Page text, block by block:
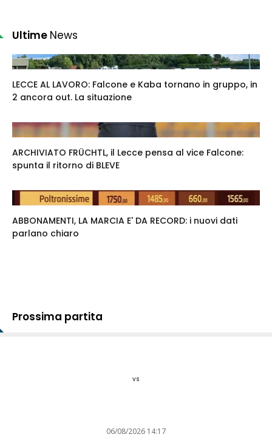
Ultime News
LECCE AL LAVORO: Falcone e Kaba tornano in gruppo, in
2 ancora out. La situazione
ARCHIVIATO FRÜCHTL, il Lecce pensa al vice Falcone:
spunta il ritorno di BLEVE
ABBONAMENTI, LA MARCIA E' DA RECORD: i nuovi dati
parlano chiaro
Prossima partita
vs
06/08/2026 14:17